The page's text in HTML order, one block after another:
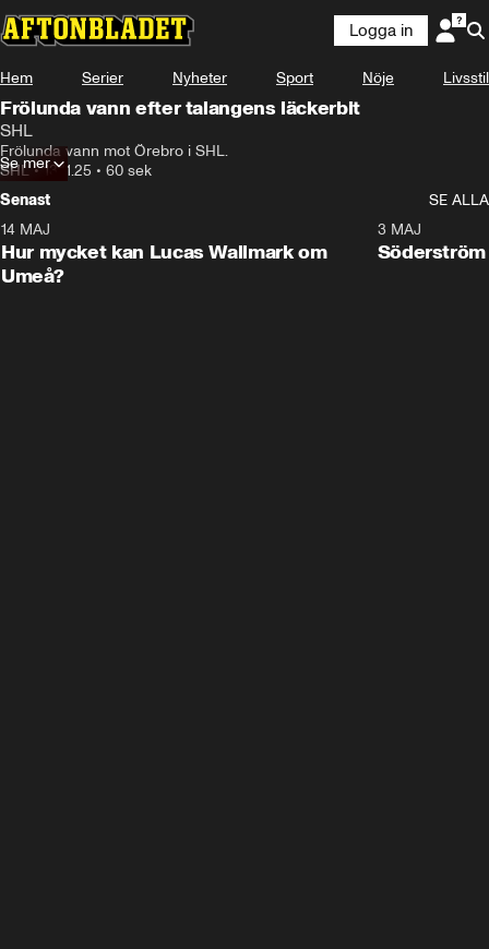
Logga in
Hem Serier Nyheter Sport Nöje Livsstil
Frölunda vann efter talangens läckerbit
SHL
Frölunda vann mot Örebro i SHL.
SHL•13.11.25 • 60 sek
Se mer
Senast
SE ALLA
Plus
14 MAJ
Hur mycket kan Lucas Wallmark om
Umeå?
3 MAJ